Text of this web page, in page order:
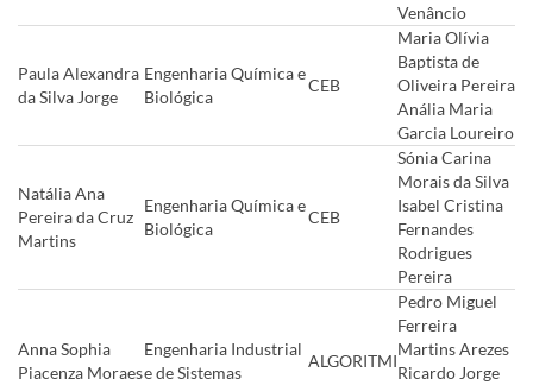
Venâncio
Paula Alexandra
da Silva Jorge
Engenharia Química e
Biológica
CEB
Maria Olívia
Baptista de
Oliveira Pereira
Anália Maria
Garcia Loureiro
Natália Ana
Pereira da Cruz
Martins
Engenharia Química e
Biológica
CEB
Sónia Carina
Morais da Silva
Isabel Cristina
Fernandes
Rodrigues
Pereira
Anna Sophia
Piacenza Moraes
Engenharia Industrial
e de Sistemas
ALGORITMI
Pedro Miguel
Ferreira
Martins Arezes
Ricardo Jorge